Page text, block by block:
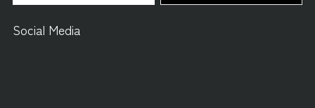
Social Media